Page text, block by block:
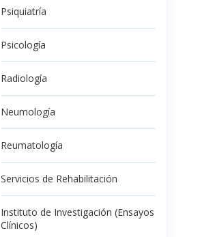
Psiquiatría
Psicología
Radiología
Neumología
Reumatología
Servicios de Rehabilitación
Instituto de Investigación (Ensayos
Clínicos)